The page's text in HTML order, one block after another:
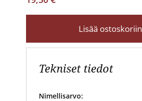
Lisää ostoskoriin
Tekniset tiedot
Nimellisarvo: